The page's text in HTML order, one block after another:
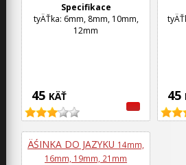
45 KÄŤ
Specifikace
tyÄŤka: 6mm, 8mm, 10mm,
12mm
45
ÄŚINKA DO JAZYKU 14mm,
16mm, 19mm, 21mm